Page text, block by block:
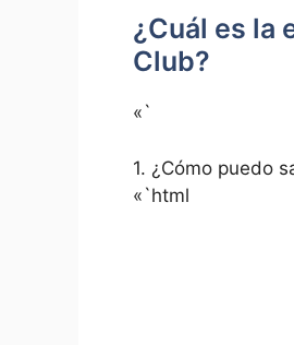
¿Cuál es la
Club?
«`
1. ¿Cómo puedo
«`html